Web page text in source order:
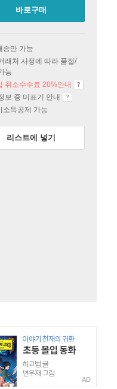
바로구매
송만 가능
래처 사정에 따라 품절/
능
취소수수료 20%안내
보 중 미표기 안내
소득공제 가능
리스트에 넣기
AD